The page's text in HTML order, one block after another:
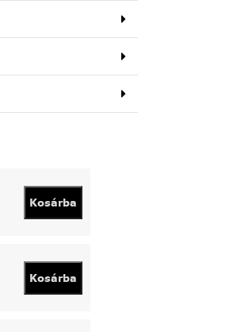
Kosárba
Kosárba